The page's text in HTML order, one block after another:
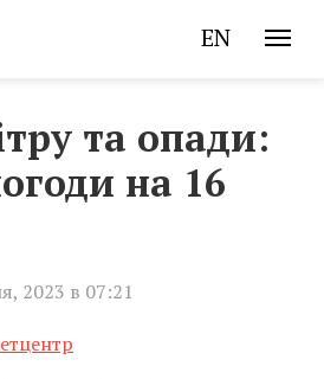
EN
та опади:
на 16
2023 в 07:21